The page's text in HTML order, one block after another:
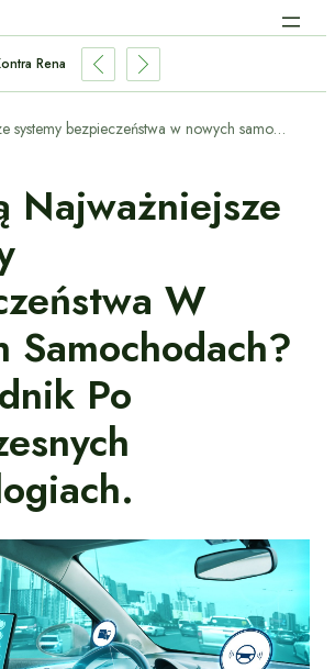
Renault Twingo Electric — Porównanie Tanich
Jakie są najważniejsze systemy bezpieczeństwa w nowych samochodach? Przewodnik po nowoczesnych technologiach.
Najważniejsze
W
Samochodach?
Po